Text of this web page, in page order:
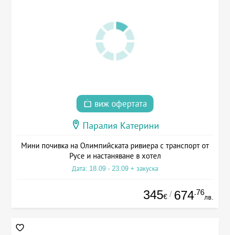
виж офертата
Паралия Катерини
Мини почивка на Олимпийската ривиера с транспорт от
Русе и настаняване в хотел
Дата: 18.09 - 23.09 + закуска
345€ / 674.76
лв.